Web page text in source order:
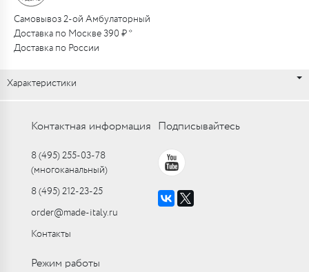
Самовывоз 2-ой Амбулаторный
Доставка по Москве 390 ₽ *
Доставка по России
Характеристики
Контактная информация
8 (495) 255-03-78
(многоканальный)
8 (495) 212-23-25
order@made-italy.ru
Контакты
Подписывайтесь
Режим работы